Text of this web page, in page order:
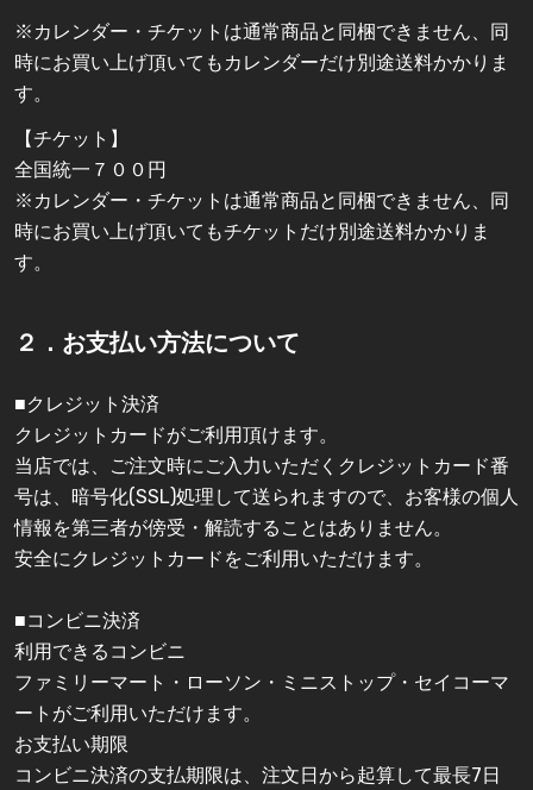
※カレンダー・チケットは通常商品と同梱できません、同
時にお買い上げ頂いてもカレンダーだけ別途送料かかりま
す。
【チケット】
全国統一７００円
※カレンダー・チケットは通常商品と同梱できません、同
時にお買い上げ頂いてもチケットだけ別途送料かかりま
す。
２．お支払い方法について
■クレジット決済
クレジットカードがご利用頂けます。
当店では、ご注文時にご入力いただくクレジットカード番
号は、暗号化(SSL)処理して送られますので、お客様の個人
情報を第三者が傍受・解読することはありません。
安全にクレジットカードをご利用いただけます。
■コンビニ決済
利用できるコンビニ
ファミリーマート・ローソン・ミニストップ・セイコーマ
ートがご利用いただけます。
お支払い期限
コンビニ決済の支払期限は、注文日から起算して最長7日